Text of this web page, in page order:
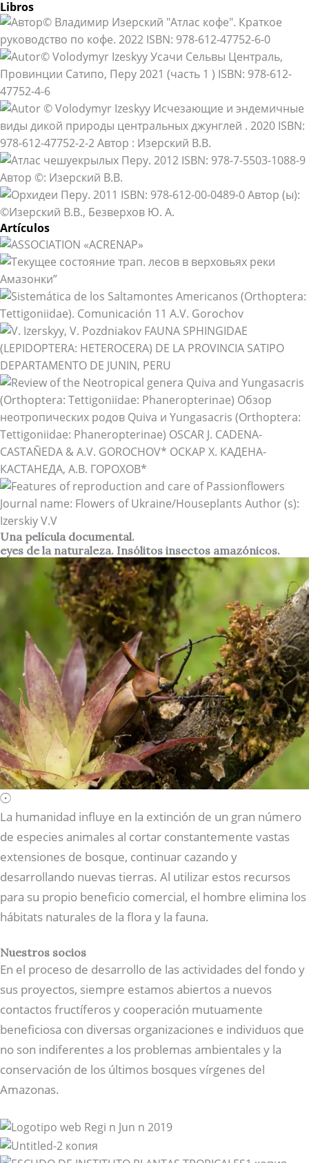
Libros
Artículos
Una película documental.
eyes de la naturaleza. Insólitos insectos amazónicos.
La humanidad influye en la extinción de un gran número
de especies animales al cortar constantemente vastas
extensiones de bosque, continuar cazando y
desarrollando nuevas tierras. Al utilizar estos recursos
para su propio beneficio comercial, el hombre elimina los
hábitats naturales de la flora y la fauna.
Nuestros socios
En el proceso de desarrollo de las actividades del fondo y
sus proyectos, siempre estamos abiertos a nuevos
contactos fructíferos y cooperación mutuamente
beneficiosa con diversas organizaciones e individuos que
no son indiferentes a los problemas ambientales y la
conservación de los últimos bosques vírgenes del
Amazonas.